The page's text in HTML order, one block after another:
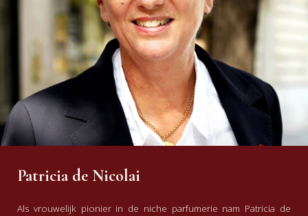
Patricia de Nicolai
Als vrouwelijk pionier in de niche parfumerie nam Patricia de